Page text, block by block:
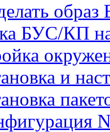
БУС/КП
и